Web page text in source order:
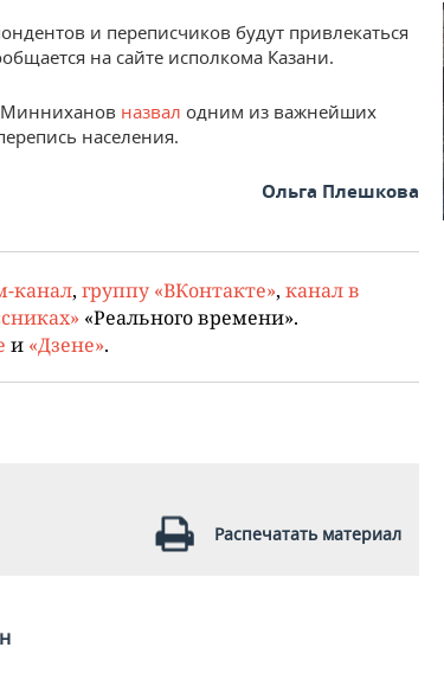
и переписчиков будут привлекаться
на сайте исполкома Казани.
Минниханов назвал одним из важнейших
населения.
Ольга Плешкова
канал, группу «ВКонтакте», канал в
«Реального времени».
и «Дзене».
Распечатать материал